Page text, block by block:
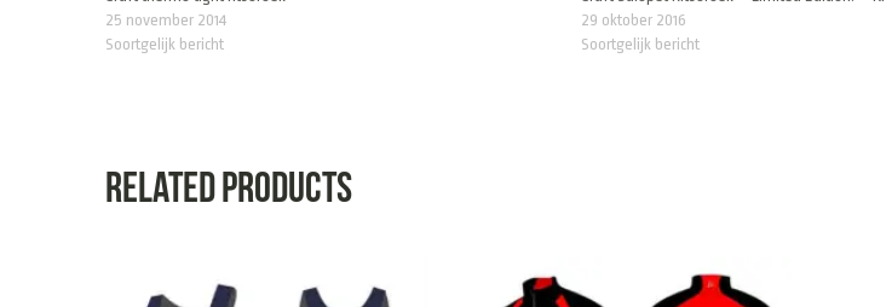
25 november 2014
Soortgelijk bericht
29 oktober 2016
Soortgelijk bericht
Related products